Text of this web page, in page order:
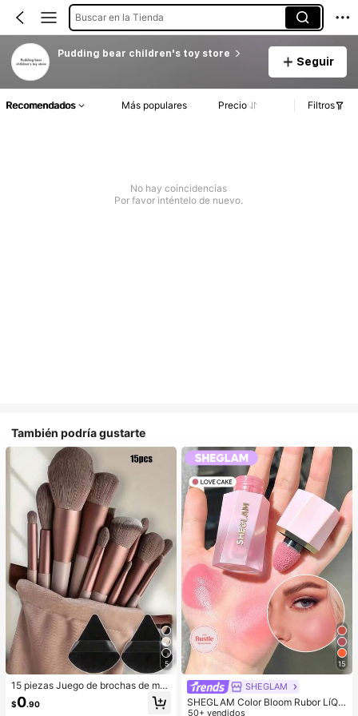
Buscar en la Tienda
Pudding bear children's toy store
Seguir
Recomendados Más populares Precio Filtros
No hay coincidencias
Por favor inténtelo de nuevo.
También podría gustarte
5
15 piezas Juego de brochas de ma
quillaje, incluye 2 esponjas de maq
uillaje triangulares negras, suaves y
$0.90
15
SHEGLAM
SHEGLAM Color Bloom Rubor LíQui
do Acabado Mate-Love Cake Color
50+ vendidos